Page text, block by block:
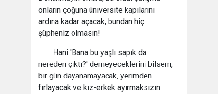
onların çoğuna üniversite kapılarını
ardına kadar açacak, bundan hiç
şüpheniz olmasın!
Hani 'Bana bu yaşlı sapık da
nereden çıktı?' demeyeceklerini bilsem,
bir gün dayanamayacak, yerimden
fırlayacak ve kız-erkek ayırmaksızın